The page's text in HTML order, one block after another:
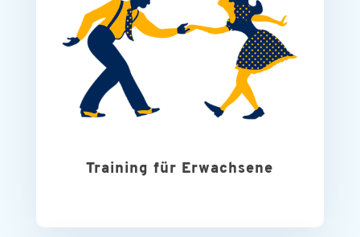
Training für Erwachsene